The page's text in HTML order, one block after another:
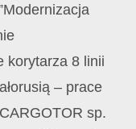
korytarza 8 linii
– prace
sp.